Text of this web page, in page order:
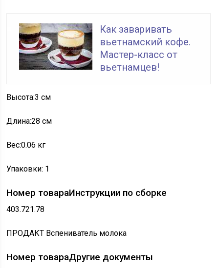
Как заваривать
вьетнамский кофе.
Мастер-класс от
вьетнамцев!
Высота:3 см
Длина:28 см
Вес:0.06 кг
Упаковки: 1
Номер товараИнструкции по сборке
403.721.78
ПРОДАКТ Вспениватель молока
Номер товараДругие документы